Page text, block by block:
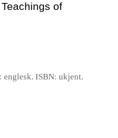
of
englesk. ISBN: ukjent.